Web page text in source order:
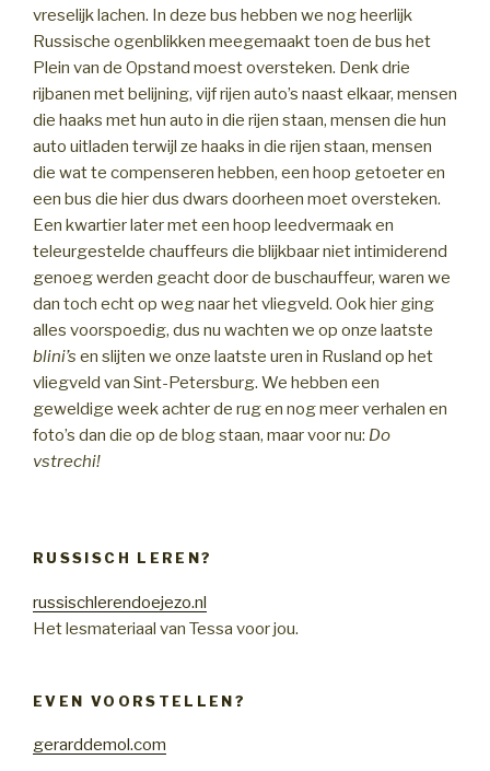
vreselijk lachen. In deze bus hebben we nog heerlijk
Russische ogenblikken meegemaakt toen de bus het
Plein van de Opstand moest oversteken. Denk drie
rijbanen met belijning, vijf rijen auto’s naast elkaar, mensen
die haaks met hun auto in die rijen staan, mensen die hun
auto uitladen terwijl ze haaks in die rijen staan, mensen
die wat te compenseren hebben, een hoop getoeter en
een bus die hier dus dwars doorheen moet oversteken.
Een kwartier later met een hoop leedvermaak en
teleurgestelde chauffeurs die blijkbaar niet intimiderend
genoeg werden geacht door de buschauffeur, waren we
dan toch echt op weg naar het vliegveld. Ook hier ging
alles voorspoedig, dus nu wachten we op onze laatste
blini’s en slijten we onze laatste uren in Rusland op het
vliegveld van Sint-Petersburg. We hebben een
geweldige week achter de rug en nog meer verhalen en
foto’s dan die op de blog staan, maar voor nu: Do
vstrechi!
RUSSISCH LEREN?
russischlerendoejezo.nl
Het lesmateriaal van Tessa voor jou.
EVEN VOORSTELLEN?
gerarddemol.com